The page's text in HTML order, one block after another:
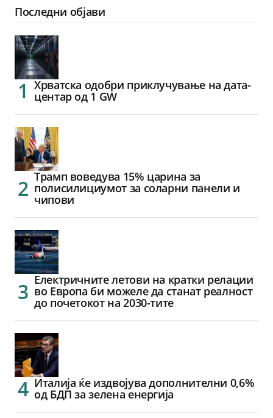
Последни објави
Хрватска одобри приклучување на дата-
центар од 1 GW
Трамп воведува 15% царина за
полисилициумот за соларни панели и
чипови
Електричните летови на кратки релации
во Европа би можеле да станат реалност
до почетокот на 2030-тите
Италија ќе издвојува дополнителни 0,6%
од БДП за зелена енергија